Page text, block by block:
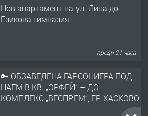
Нов апартамент на ул. Липа до
Езикова гимназия
преди 21 часа
🔑 ОБЗАВЕДЕНА ГАРСОНИЕРА ПОД
НАЕМ В КВ. „ОРФЕЙ“ – ДО
КОМПЛЕКС „ВЕСПРЕМ“, ГР. ХАСКОВО